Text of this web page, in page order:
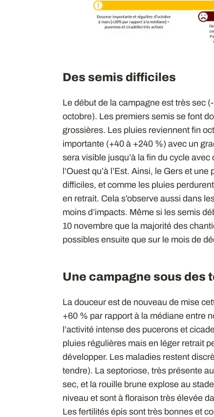
Des semis difficiles
Le début de la campagne est très sec
octobre). Les premiers semis se font
grossières. Les pluies reviennent fin
importante (+40 à +240 %) avec un
sera visible jusqu’à la fin du cycle
l’Ouest qu’à l’Est. Ainsi, le Gers et
difficiles, et comme les pluies
en retrait. Cela s’observe aussi dans
moins d’impacts. Même si les semis
10 novembre que la majorité des
possibles ensuite que sur le mois de
Une campagne sous des
La douceur est de nouveau de mise
+60 % par rapport à la médiane entre
l’activité intense des pucerons et
pluies régulières mais en léger retrait
développer. Les maladies restent
tendre). La septoriose, très présente
sec, et la rouille brune explose au
niveau et sont à floraison très élevée
Les fertilités épis sont très bonnes et